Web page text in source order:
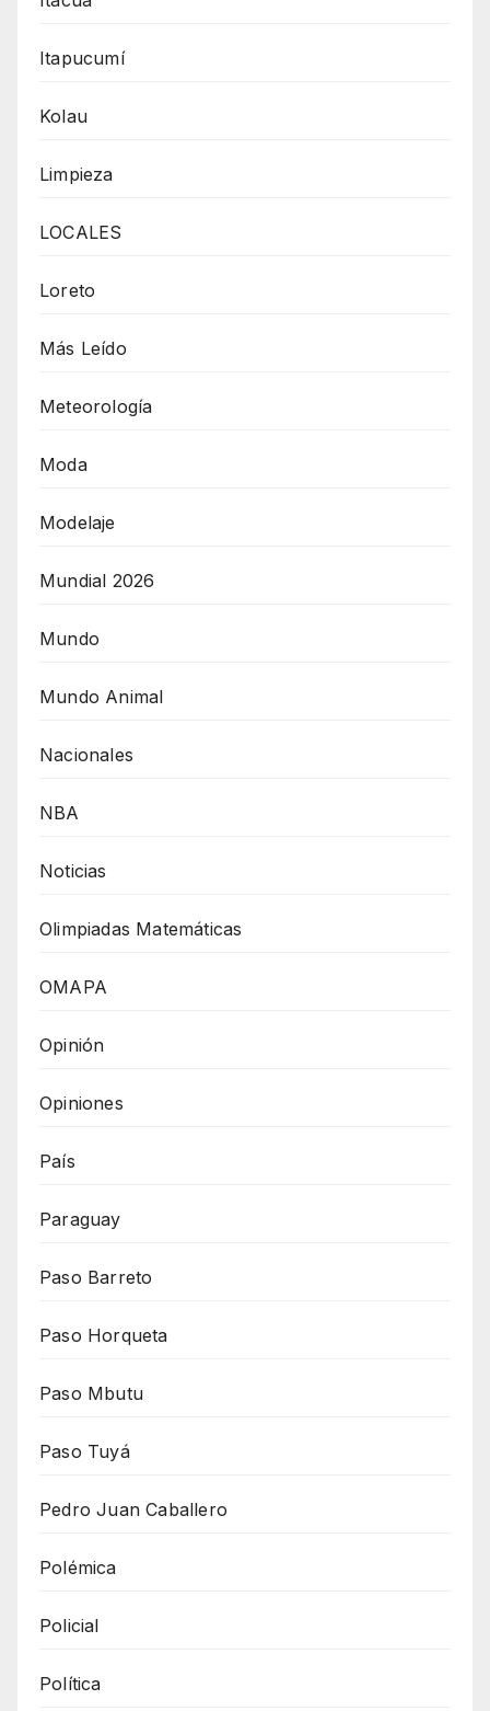
Itapucumí
Kolau
Limpieza
LOCALES
Loreto
Más Leído
Meteorología
Moda
Modelaje
Mundial 2026
Mundo
Mundo Animal
Nacionales
NBA
Noticias
Olimpiadas Matemáticas
OMAPA
Opinión
Opiniones
País
Paraguay
Paso Barreto
Paso Horqueta
Paso Mbutu
Paso Tuyá
Pedro Juan Caballero
Polémica
Policial
Política